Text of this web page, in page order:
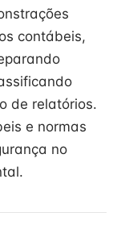
contábeis,
de relatórios.
e normas
no